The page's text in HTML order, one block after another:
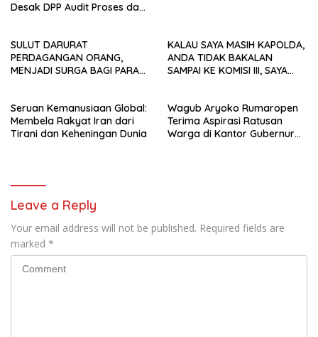
Desak DPP Audit Proses dan
SULUT DARURAT
PERDAGANGAN ORANG,
MENJADI SURGA BAGI PARA
KALAU SAYA MASIH KAPOLDA,
ANDA TIDAK BAKALAN
SAMPAI KE KOMISI III, SAYA
Seruan Kemanusiaan Global:
Membela Rakyat Iran dari
Tirani dan Keheningan Dunia
Wagub Aryoko Rumaropen
Terima Aspirasi Ratusan
Warga di Kantor Gubernur
Leave a Reply
Your email address will not be published. Required fields are
marked *